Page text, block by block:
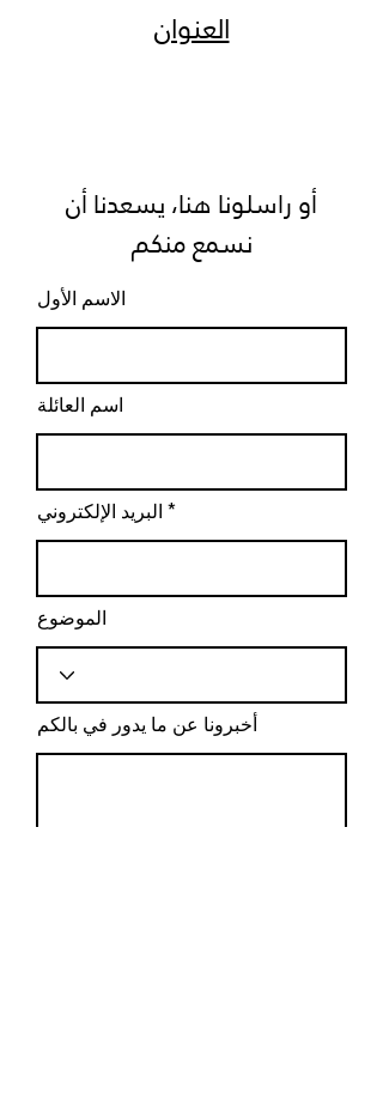
العنوان
أو راسلونا هنا، يسعدنا أن
نسمع منكم
الاسم الأول
اسم العائلة
البريد الإلكتروني
الموضوع
أخبرونا عن ما يدور في بالكم